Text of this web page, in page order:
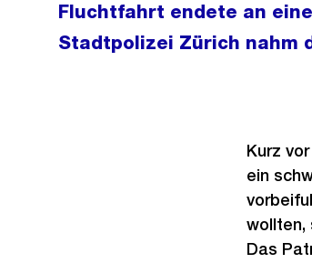
Fluchtfahrt endete an
Stadtpolizei Zürich nahm
Kurz
ein
wollten,
Das